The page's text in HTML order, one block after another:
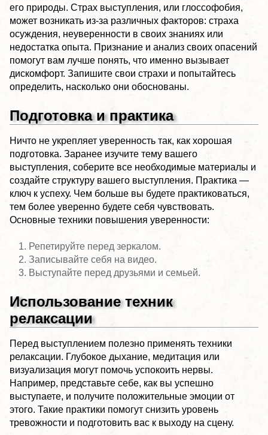
его природы. Страх выступления, или глоссофобия,
может возникать из-за различных факторов: страха
осуждения, неуверенности в своих знаниях или
недостатка опыта. Признание и анализ своих опасений
помогут вам лучше понять, что именно вызывает
дискомфорт. Запишите свои страхи и попытайтесь
определить, насколько они обоснованы.
Подготовка и практика
Ничто не укрепляет уверенность так, как хорошая
подготовка. Заранее изучите тему вашего
выступления, соберите все необходимые материалы и
создайте структуру вашего выступления. Практика —
ключ к успеху. Чем больше вы будете практиковаться,
тем более уверенно будете себя чувствовать.
Основные техники повышения уверенности:
Репетируйте перед зеркалом.
Записывайте себя на видео.
Выступайте перед друзьями и семьей.
Использование техник
релаксации
Перед выступлением полезно применять техники
релаксации. Глубокое дыхание, медитация или
визуализация могут помочь успокоить нервы.
Например, представьте себе, как вы успешно
выступаете, и получите положительные эмоции от
этого. Такие практики помогут снизить уровень
тревожности и подготовить вас к выходу на сцену.